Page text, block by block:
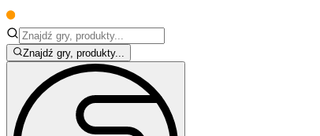
Znajdź gry, produkty...